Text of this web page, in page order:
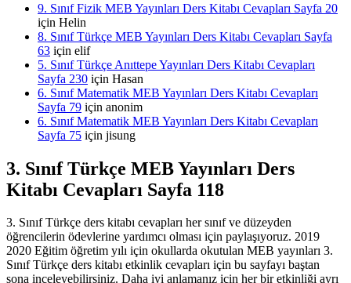
9. Sınıf Fizik MEB Yayınları Ders Kitabı Cevapları Sayfa 20
için Helin
8. Sınıf Türkçe MEB Yayınları Ders Kitabı Cevapları Sayfa
63 için elif
5. Sınıf Türkçe Anıttepe Yayınları Ders Kitabı Cevapları
Sayfa 230 için Hasan
6. Sınıf Matematik MEB Yayınları Ders Kitabı Cevapları
Sayfa 79 için anonim
6. Sınıf Matematik MEB Yayınları Ders Kitabı Cevapları
Sayfa 75 için jisung
3. Sınıf Türkçe MEB Yayınları Ders
Kitabı Cevapları Sayfa 118
3. Sınıf Türkçe ders kitabı cevapları her sınıf ve düzeyden
öğrencilerin ödevlerine yardımcı olması için paylaşıyoruz. 2019
2020 Eğitim öğretim yılı için okullarda okutulan MEB yayınları 3.
Sınıf Türkçe ders kitabı etkinlik cevapları için bu sayfayı baştan
sona inceleyebilirsiniz. Daha iyi anlamanız için her bir etkinliği ayrı